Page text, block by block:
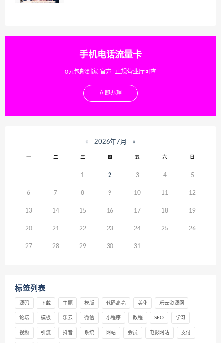
手机电话流量卡
0元包邮到家-官方+正规营业厅可查
立即办理
« 2026年7月 »
一 二 三 四 五 六 日
1 2 3 4 5
6 7 8 9 10 11 12
13 14 15 16 17 18 19
20 21 22 23 24 25 26
27 28 29 30 31
标签列表
源码 下载 主题 模版 代码高亮 美化 乐云资源网
论坛 模板 乐云 微信 小程序 教程 SEO 学习
视频 引流 抖音 系统 网站 会员 电影网站 支付